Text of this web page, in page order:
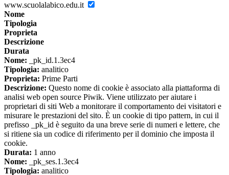
www.scuolalabico.edu.it
Nome
Tipologia
Proprieta
Descrizione
Durata
Nome: _pk_id.1.3ec4
Tipologia: analitico
Proprieta: Prime Parti
Descrizione: Questo nome di cookie è associato alla piattaforma di
analisi web open source Piwik. Viene utilizzato per aiutare i
proprietari di siti Web a monitorare il comportamento dei visitatori e
misurare le prestazioni del sito. È un cookie di tipo pattern, in cui il
prefisso _pk_id è seguito da una breve serie di numeri e lettere, che
si ritiene sia un codice di riferimento per il dominio che imposta il
cookie.
Durata: 1 anno
Nome: _pk_ses.1.3ec4
Tipologia: analitico